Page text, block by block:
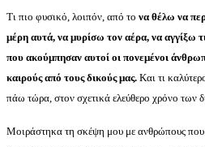
Τι πιο φυσικό, λοιπόν, από το να θέλω να
μέρη αυτά, να μυρίσω τον αέρα, να αγγίξω
που ακούμπησαν αυτοί οι πονεμένοι
καιρούς από τους δικούς μας. Και τι
πάω τώρα, στον σχετικά ελεύθερο χρόνο των
Μοιράστηκα τη σκέψη μου με ανθρώπους που